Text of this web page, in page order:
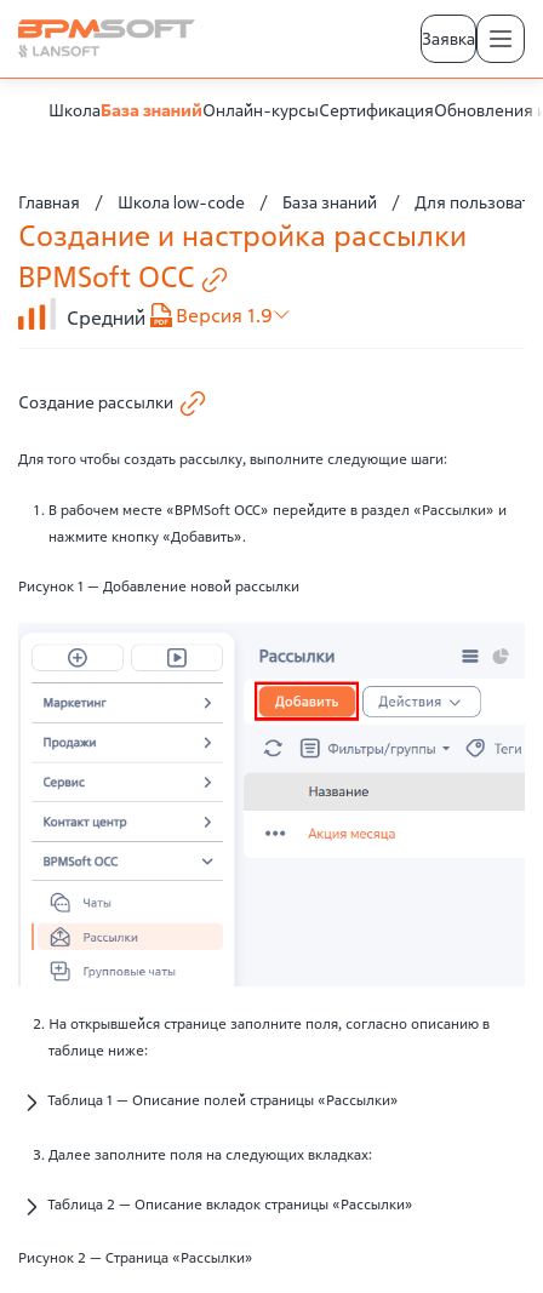
Заявка
ШколаБаза знанийОнлайн-курсыСертификацияОбновления
Главная Школа low-code База знаний Для
Создание и настройка рассылки
BPMSoft OCC
Средний Версия 1.9
Создание рассылки
Для того чтобы создать рассылку, выполните следующие шаги:
В рабочем месте «BPMSoft OCC» перейдите в раздел «Рассылки» и
нажмите кнопку «Добавить».
Рисунок 1 — Добавление новой рассылки
На открывшейся странице заполните поля, согласно описанию в
таблице ниже:
Таблица 1 — Описание полей страницы «Рассылки»
Далее заполните поля на следующих вкладках:
Таблица 2 — Описание вкладок страницы «Рассылки»
Рисунок 2 — Страница «Рассылки»